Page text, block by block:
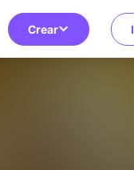
Crear